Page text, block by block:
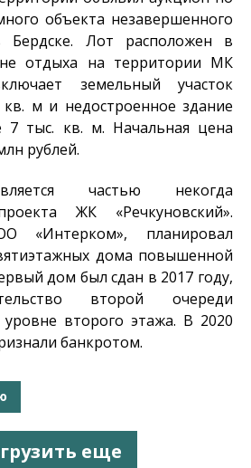
объекта незавершенного
Бердске. Лот расположен в
отдыха на территории МК
земельный участок
м и недостроенное здание
тыс. кв. м. Начальная цена
рублей.
частью некогда
ЖК «Речкуновский».
«Интерком», планировал
дома повышенной
дом был сдан в 2017 году,
второй очереди
второго этажа. В 2020
банкротом.
еще